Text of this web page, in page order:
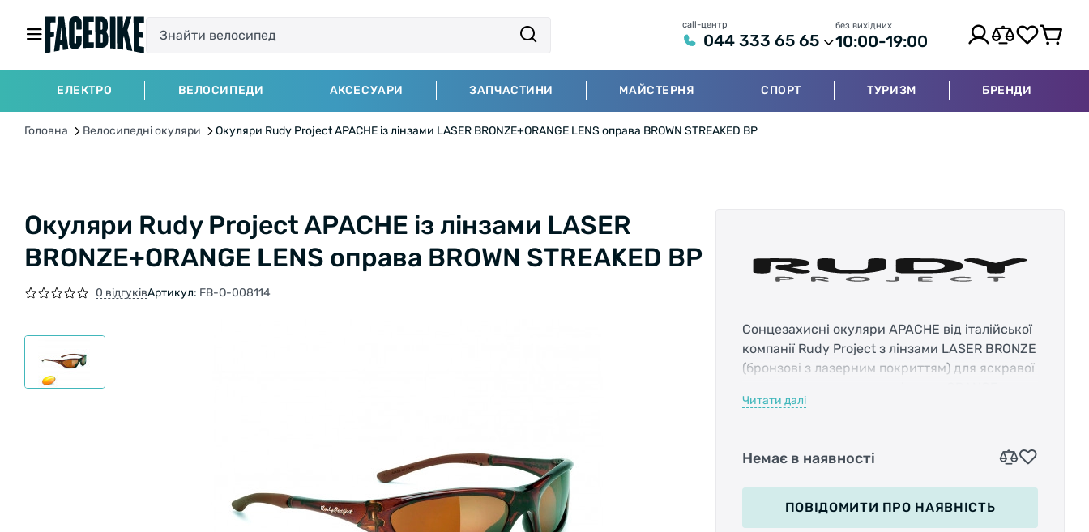
call-центр
044 333 65 65
без вихідних
10:00-19:00
ЕЛЕКТРО ВЕЛОСИПЕДИ АКСЕСУАРИ ЗАПЧАСТИНИ МАЙСТЕРНЯ СПОРТ ТУРИЗМ БРЕНДИ
Головна Велосипедні окуляри Окуляри Rudy Project APACHE із лінзами LASER BRONZE+ORANGE LENS оправа BROWN STREAKED BP
Окуляри Rudy Project APACHE із лінзами LASER
BRONZE+ORANGE LENS оправа BROWN STREAKED BP
0 відгуківАртикул: FB-O-008114
Сонцезахисні окуляри APACHE від італійської
компанії Rudy Project з лінзами LASER BRONZE
(бронзові з лазерним покриттям) для яскравої
(помаранчеві) для похмурої погоди. Оправа
Модель APACHE має носоупор, що
настроюється, для різних типів обличчя, з
протиковзкими подушечками, для запобігання
сповзанню окулярів на спітнілій обличчі.
Читати далі
Немає в наявності
ПОВІДОМИТИ ПРО НАЯВНІСТЬ